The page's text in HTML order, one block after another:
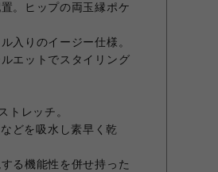
。ヒップの両玉縁ポケ
入りのイージー仕様。
エットでスタイリング
トレッチ。
どを吸水し素早く乾
る機能性を併せ持った